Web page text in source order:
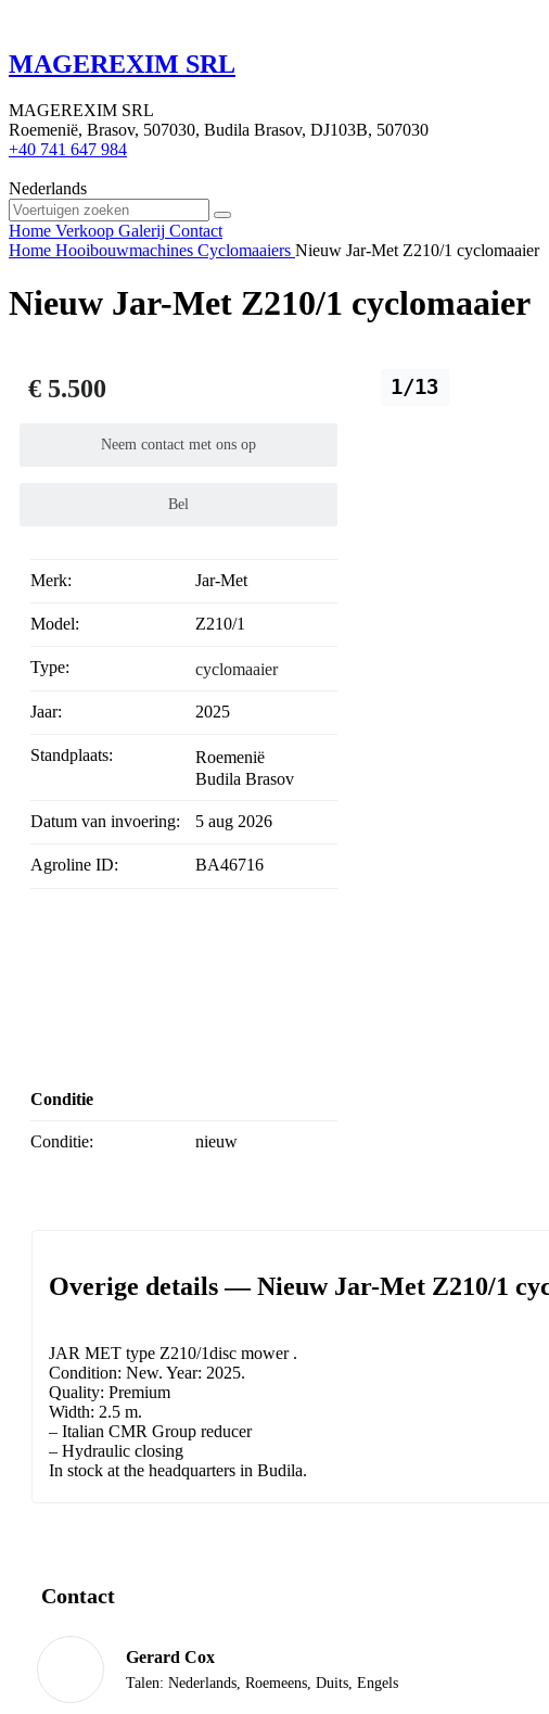
MAGEREXIM SRL
MAGEREXIM SRL
Roemenië, Brasov, 507030, Budila Brasov, DJ103B, 507030
+40 741 647 984
Nederlands
Home Verkoop Galerij Contact
Home Hooibouwmachines Cyclomaaiers Nieuw Jar-Met Z210/1 cyclomaaier
Nieuw Jar-Met Z210/1 cyclomaaier
1/13
€ 5.500
Neem contact met ons op
Bel
Merk: Jar-Met
Model: Z210/1
Type: cyclomaaier
Jaar: 2025
Standplaats:
Roemenië
Budila Brasov
Datum van invoering: 5 aug 2026
Agroline ID: BA46716
Conditie
Conditie: nieuw
Overige details — Nieuw Jar-Met Z210/1
JAR MET type Z210/1disc mower .
Condition: New. Year: 2025.
Quality: Premium
Width: 2.5 m.
– Italian CMR Group reducer
– Hydraulic closing
In stock at the headquarters in Budila.
Contact
Gerard Cox
Talen: Nederlands, Roemeens, Duits, Engels